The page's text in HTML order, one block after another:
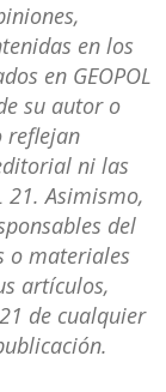
en los
en GEOPOL
su autor o
reflejan
ni las
21. Asimismo,
del
o materiales
artículos,
de cualquier